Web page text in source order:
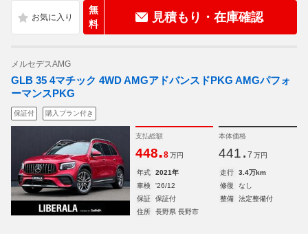
無
料
見積もり・在庫確認
メルセデスAMG
GLB 35 4マチック 4WD AMGアドバンスドPKG AMGパフォ
ーマンスPKG
保証付 購入プラン付き
支払総額
448.8 万円
本体価格
441. 7 万円
年式 2021年 走行
3.4万km
車検
'26/12 修復
なし
保証
保証付 整備
法定整備付
住所
長野県 長野市